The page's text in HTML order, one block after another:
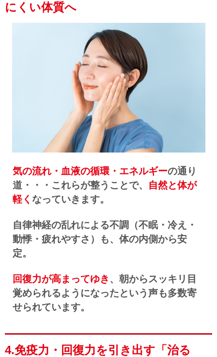
にくい体質へ
気の流れ・血液の循環・エネルギーの通り
道・・・これらが整うことで、 自然と体が
軽く なっていきます。
自律神経の乱れによる不調（不眠・冷え・
動悸・疲れやすさ）も、体の内側から安
定。
回復力が高まってゆき 、朝からスッキリ目
覚められるようになったという声も多数寄
せられています。
4.免疫力・回復力を引き出す「治る